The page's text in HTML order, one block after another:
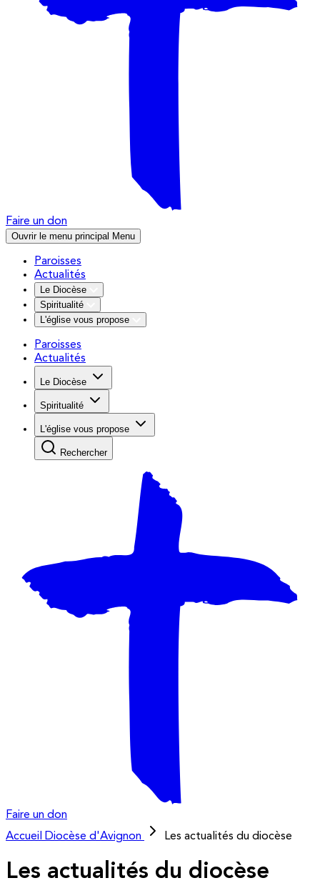
Faire un don
Ouvrir le menu principal Menu
Paroisses
Actualités
Le Diocèse
Spiritualité
L'église vous propose
Paroisses
Actualités
Le Diocèse
Spiritualité
L'église vous propose
Rechercher
Faire un don
Accueil
Diocèse d'Avignon Les actualités du diocèse
Les actualités du diocèse